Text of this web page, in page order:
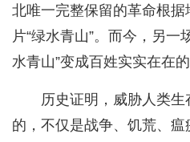
北唯一完整保留的革命根
片“绿水青山”。而今，另一
水青山”变成百姓实实在在的
历史证明，威胁人类
的，不仅是战争、饥荒、